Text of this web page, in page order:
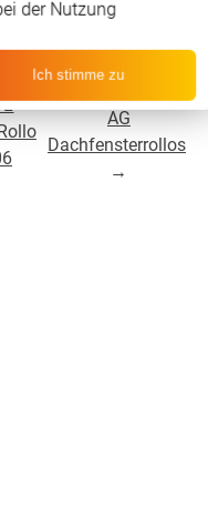
Für Velux GPL 608
AG
Dachfensterrollos
→
der Nutzung
Ich stimme zu